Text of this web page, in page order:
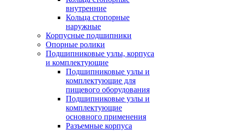
внутренние
Кольца стопорные
наружные
Корпусные подшипники
Опорные ролики
Подшипниковые узлы, корпуса
и комплектующие
Подшипниковые узлы и
комплектующие для
пищевого оборудования
Подшипниковые узлы и
комплектующие
основного применения
Разъемные корпуса